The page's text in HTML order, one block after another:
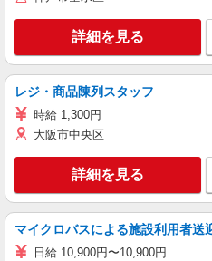
詳細を見る
レジ・商品陳列スタッフ
時給 1,300円
大阪市中央区
詳細を見る
マイクロバスによる施設利用者送
日給 10,900円〜10,900円